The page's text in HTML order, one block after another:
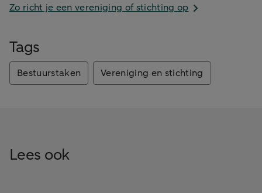
Zo richt je een vereniging of stichting op
Tags
Bestuurstaken Vereniging en stichting
Lees ook